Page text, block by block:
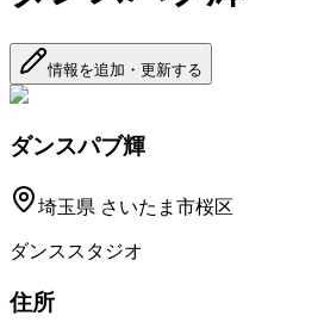
情報を追加・更新する
ダンスパブ輝
埼玉県 さいたま市桜区
ダンススタジオ
住所